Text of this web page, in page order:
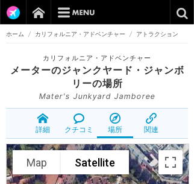
ホーム / カリフォルニア・アドベンチャー / アトラクション
カリフォルニア・アドベンチャー
メーターのジャンクヤード・ジャンボ
リーの場所
Mater's Junkyard Jamboree
詳細 クチコミ 場所 関連
Map Satellite